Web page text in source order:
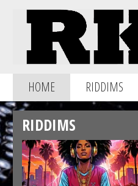
HOME RIDDIMS
RIDDIMS